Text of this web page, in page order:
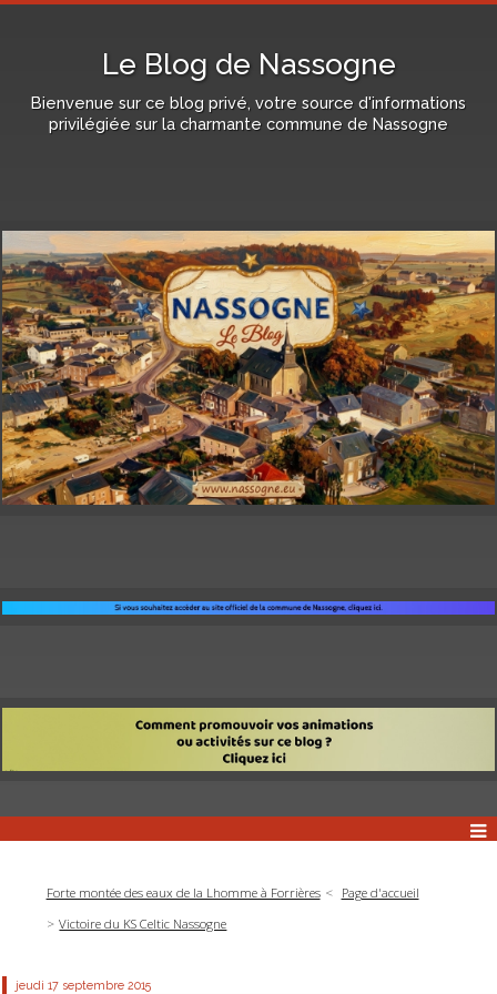
Le Blog de Nassogne
Bienvenue sur ce blog privé, votre source d'informations
privilégiée sur la charmante commune de Nassogne
Forte montée des eaux de la Lhomme à Forrières
Page d'accueil
Victoire du KS Celtic Nassogne
jeudi 17 septembre 2015